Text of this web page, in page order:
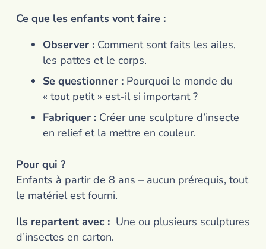
Ce que les enfants vont faire :
Observer : Comment sont faits les ailes,
les pattes et le corps.
Se questionner : Pourquoi le monde du
« tout petit » est-il si important ?
Fabriquer : Créer une sculpture d’insecte
en relief et la mettre en couleur.
Pour qui ?
Enfants à partir de 8 ans – aucun prérequis, tout
le matériel est fourni.
Ils repartent avec : Une ou plusieurs sculptures
d’insectes en carton.